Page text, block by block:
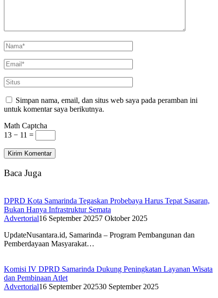
Simpan nama, email, dan situs web saya pada peramban ini
untuk komentar saya berikutnya.
Math Captcha
13 − 11 =
Baca Juga
DPRD Kota Samarinda Tegaskan Probebaya Harus Tepat Sasaran,
Bukan Hanya Infrastruktur Semata
Advertorial16 September 20257 Oktober 2025
UpdateNusantara.id, Samarinda – Program Pembangunan dan
Pemberdayaan Masyarakat…
Komisi IV DPRD Samarinda Dukung Peningkatan Layanan Wisata
dan Pembinaan Atlet
Advertorial16 September 202530 September 2025